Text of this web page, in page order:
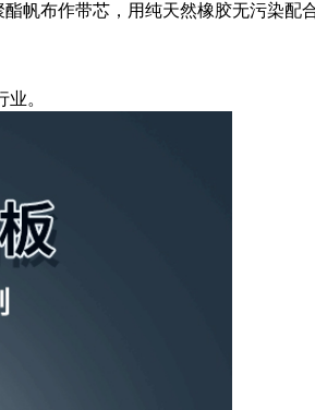
布作带芯，用纯天然橡胶无污染配
。